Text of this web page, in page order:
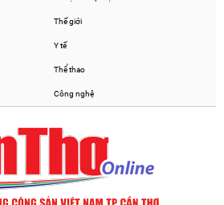
Thế giới
Y tế
Thể thao
Công nghệ